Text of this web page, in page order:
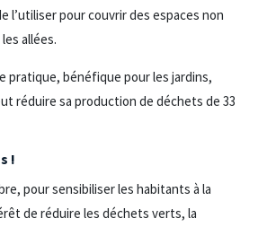
l’utiliser pour couvrir des espaces non
allées.
pratique, bénéfique pour les jardins,
réduire sa production de déchets de 33
!
pour sensibiliser les habitants à la
de réduire les déchets verts, la